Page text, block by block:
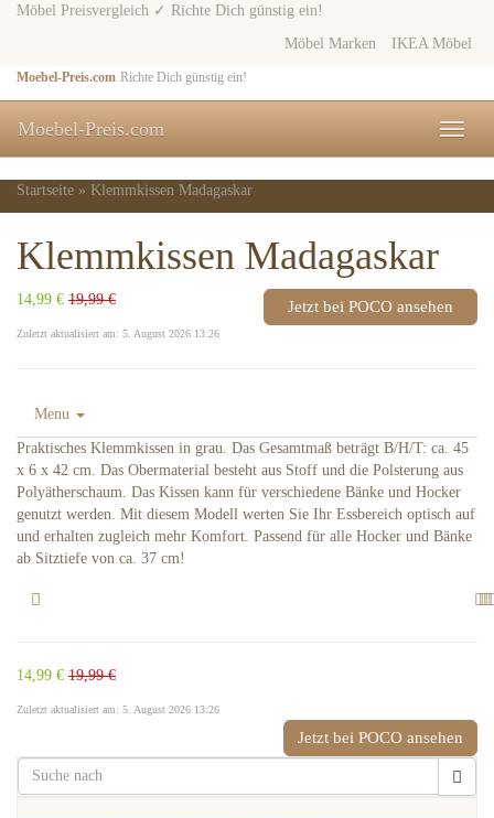
Skip
content
Möbel Preisvergleich ✓ Richte Dich günstig ein!
Möbel Marken
IKEA Möbel
Moebel-Preis.com Richte Dich günstig ein!
Toggle
Moebel-Preis.com
Startseite » Klemmkissen Madagaskar
Klemmkissen Madagaskar
14,99 € 19,99 €
Zuletzt aktualisiert am: 5. August 2026 13:26
Jetzt bei POCO ansehen
Menu
Praktisches Klemmkissen in grau. Das Gesamtmaß beträgt B/H/T: ca. 45
x 6 x 42 cm. Das Obermaterial besteht aus Stoff und die Polsterung aus
Polyätherschaum. Das Kissen kann für verschiedene Bänke und Hocker
genutzt werden. Mit diesem Modell werten Sie Ihr Essbereich optisch auf
und erhalten zugleich mehr Komfort. Passend für alle Hocker und Bänke
ab Sitztiefe von ca. 37 cm!
14,99 € 19,99 €
Zuletzt aktualisiert am: 5. August 2026 13:26
Jetzt bei POCO ansehen